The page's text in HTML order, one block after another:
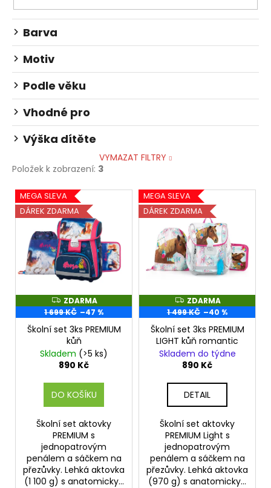
Barva
Motiv
Podle věku
Vhodné pro
Výška dítěte
VYMAZAT FILTRY
Položek k zobrazení: 3
V
ý
p
p
o
d
MEGA SLEVA
DÁREK ZDARMA
Z
D
A
R
M
ZDARMA
1 699 KČ –47 %
Školní set 3ks PREMIUM
kůň
Skladem (>5 ks)
890 Kč
DO KOŠÍKU
Školní set aktovky
PREMIUM s
jednopatrovým
penálem a sáčkem na
přezůvky. Lehká aktovka
(1 100 g) s anatomicky...
MEGA SLEVA
DÁREK ZDARMA
Z
D
A
R
M
A
ZDARMA
1 499 KČ –40 %
Školní set 3ks PREMIUM
LIGHT kůň romantic
Skladem do týdne
890 Kč
DETAIL
Školní set aktovky
PREMIUM Light s
jednopatrovým
penálem a sáčkem na
přezůvky. Lehká aktovka
(970 g) s anatomicky...